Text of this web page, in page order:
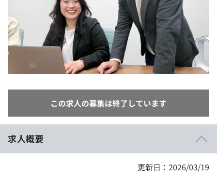
就活成功ガイド
プラン
個人向けプラン
法人向けプラン
学校向けプラン
この求人の募集は終了しています
求人概要
更新日：2026/03/19